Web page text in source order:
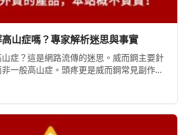
高山症嗎？專家解析迷思與事實
症？這是網路流傳的迷思。威而鋼主要針
一般高山症。頭疼更是威而鋼常見副作